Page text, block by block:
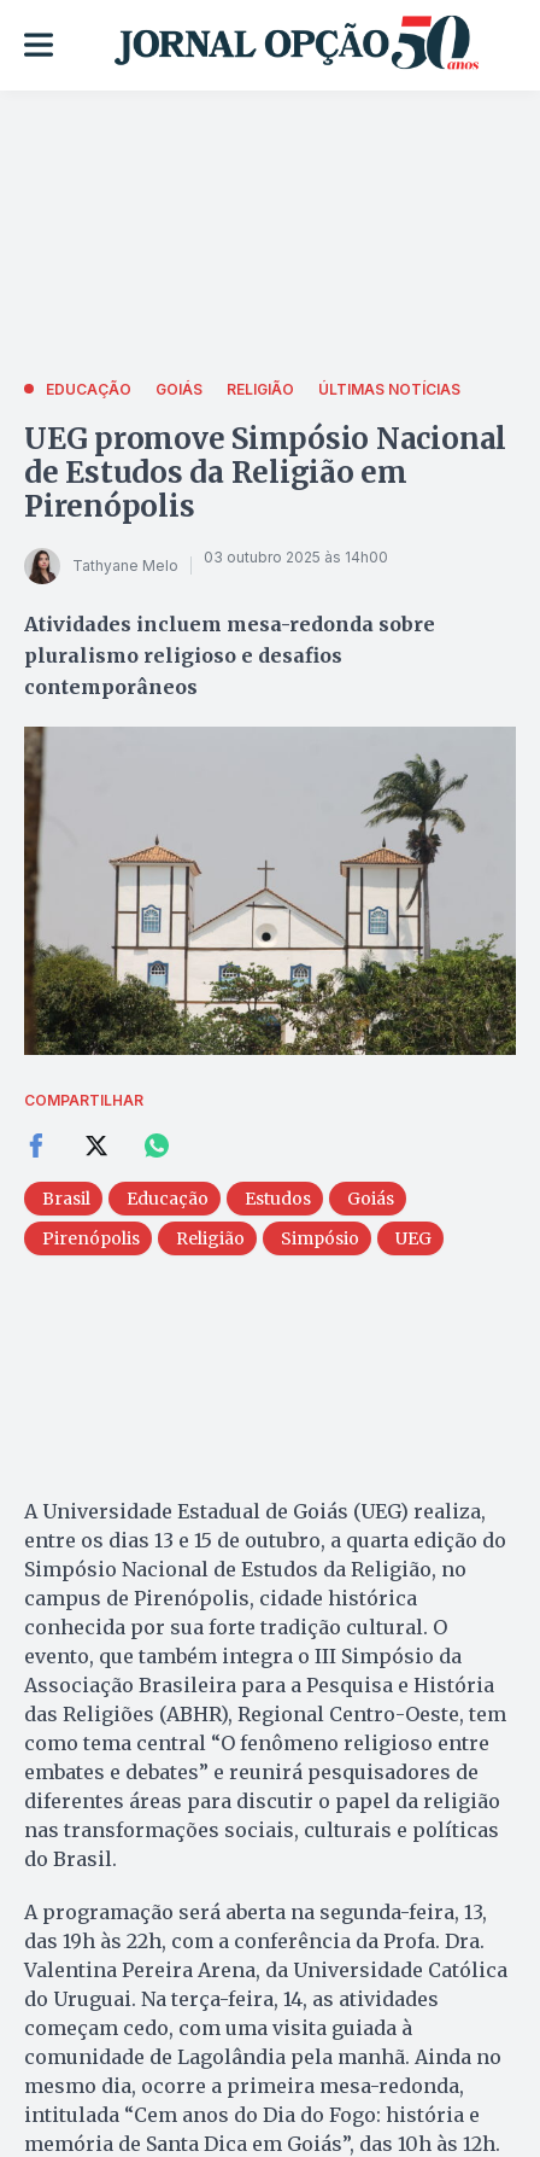
EDUCAÇÃO GOIÁS RELIGIÃO ÚLTIMAS NOTÍCIAS
UEG promove Simpósio Nacional
de Estudos da Religião em
Pirenópolis
Tathyane Melo 03 outubro 2025 às 14h00
Atividades incluem mesa-redonda sobre
pluralismo religioso e desafios
contemporâneos
COMPARTILHAR
Brasil Educação Estudos
Goiás
Pirenópolis
Religião Simpósio UEG
A Universidade Estadual de Goiás (UEG) realiza,
entre os dias 13 e 15 de outubro, a quarta edição do
Simpósio Nacional de Estudos da Religião, no
campus de Pirenópolis, cidade histórica
conhecida por sua forte tradição cultural. O
evento, que também integra o III Simpósio da
Associação Brasileira para a Pesquisa e História
das Religiões (ABHR), Regional Centro-Oeste, tem
como tema central “O fenômeno religioso entre
embates e debates” e reunirá pesquisadores de
diferentes áreas para discutir o papel da religião
nas transformações sociais, culturais e políticas
do Brasil.
A programação será aberta na segunda-feira, 13,
das 19h às 22h, com a conferência da Profa. Dra.
Valentina Pereira Arena, da Universidade Católica
do Uruguai. Na terça-feira, 14, as atividades
começam cedo, com uma visita guiada à
comunidade de Lagolândia pela manhã. Ainda no
mesmo dia, ocorre a primeira mesa-redonda,
intitulada “Cem anos do Dia do Fogo: história e
memória de Santa Dica em Goiás”, das 10h às 12h.